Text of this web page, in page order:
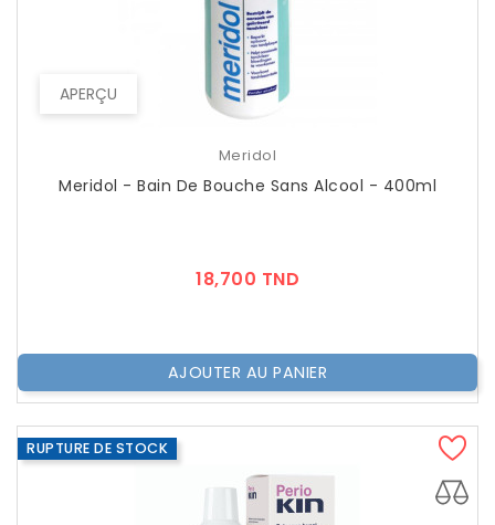
APERÇU
Meridol
Meridol - Bain De Bouche Sans Alcool - 400ml
18,700 TND
AJOUTER AU PANIER
RUPTURE DE STOCK